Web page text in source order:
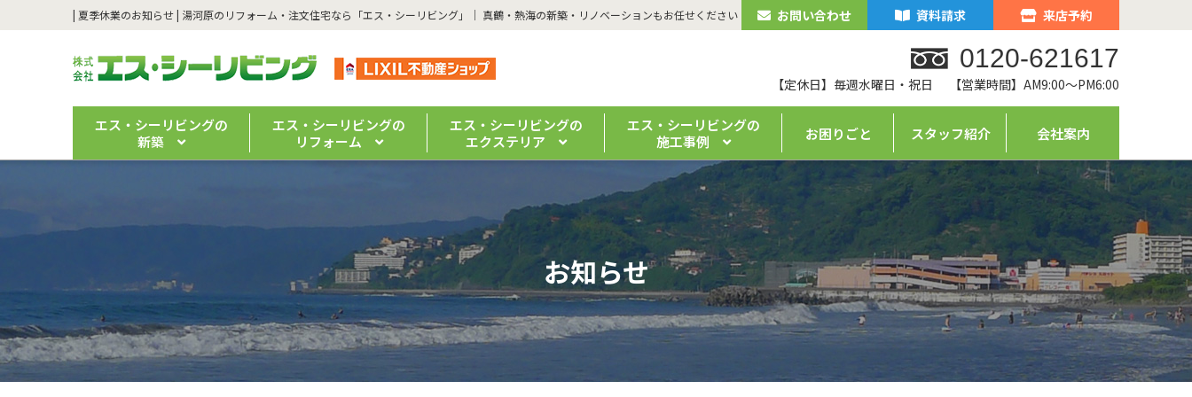
| 夏季休業のお知らせ | 湯河原のリフォーム・注文住宅なら「エス・シーリビング」｜ 真鶴・熱海の新築・リノベーションもお任せください お問い合わせ 資料請求 来店予約
0120-621617
【定休日】毎週水曜日・祝日 【営業時間】AM9:00～PM6:00
エス・シーリビングの
新築
エス・シーリビングの
リフォーム
エス・シーリビングの
エクステリア
エス・シーリビングの
施工事例
お困りごと スタッフ紹介 会社案内
お知らせ